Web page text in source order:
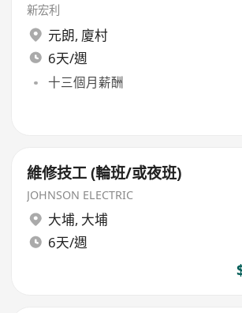
新宏利
元朗, 廈村
6天/週
十三個月薪酬
維修技工 (輪班/或夜班)
JOHNSON ELECTRIC
大埔, 大埔
6天/週